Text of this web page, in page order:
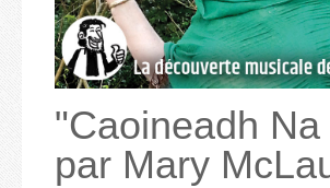
"Caoineadh
par Mary